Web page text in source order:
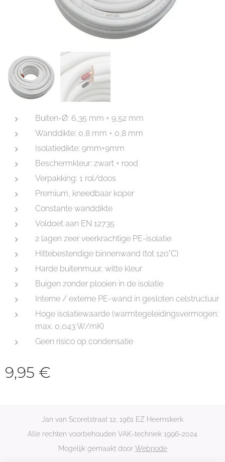
Buiten-Ø: 6,35 mm + 9,52 mm
Wanddikte: 0,8 mm + 0,8 mm
Isolatiedikte: 9mm+9mm
Beschermkleur: zwart + rood
Verpakking: 1 rol/doos
Premium, kneedbaar koper
Constante wanddikte
Voldoet aan EN 12735
2 lagen zeer veerkrachtige PE-isolatie
Hittebestendige binnenwand (tot 120°C)
Harde buitenmuur, witte kleur
Buigen zonder plooien in de isolatie
Interne / externe PE-wand in gesloten celstructuur
Hoge isolatiewaarde (warmtegeleidingsvermogen:
max. 0,043 W/mK)
Geen risico op condensatie
9,95 €
Jan van Scorelstraat 12, 1961 EZ Heemskerk
Alle rechten voorbehouden VAK-techniek 1996-2024
Mogelijk gemaakt door Webnode